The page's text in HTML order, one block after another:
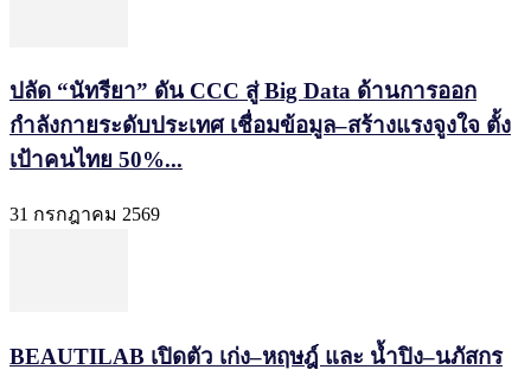
ปลัด “นัทรียา” ดัน CCC สู่ Big Data ด้านการออก
กำลังกายระดับประเทศ เชื่อมข้อมูล–สร้างแรงจูงใจ ตั้ง
เป้าคนไทย 50%...
31 กรกฎาคม 2569
BEAUTILAB เปิดตัว เก่ง–หฤษฎ์ และ น้ำปิง–นภัสกร